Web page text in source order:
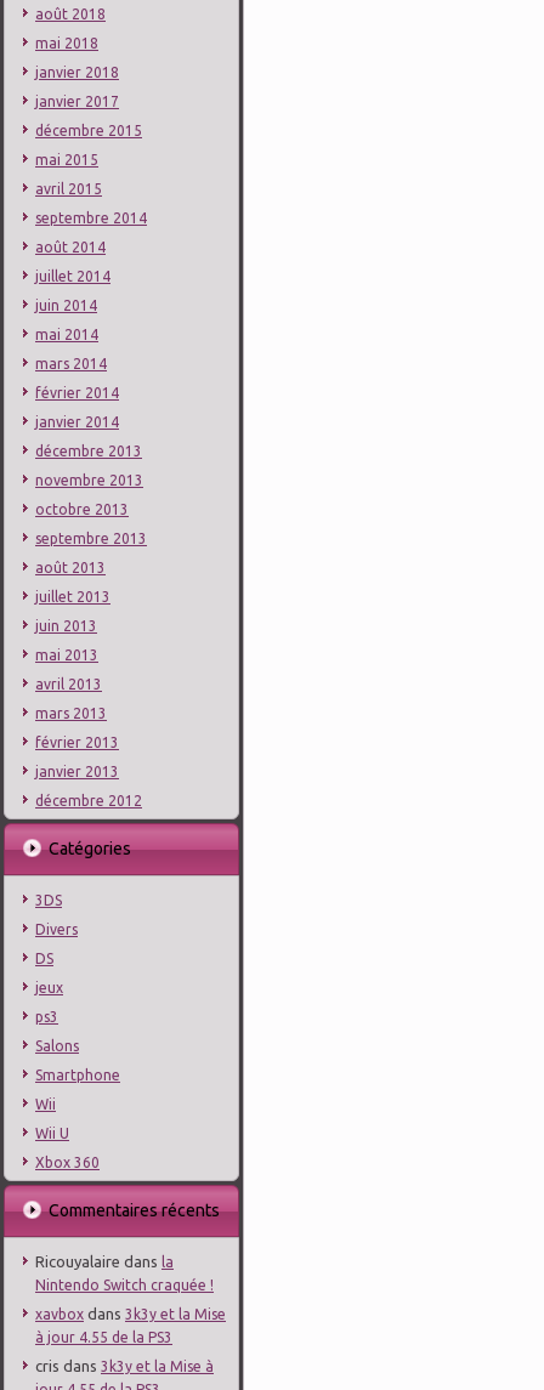
août 2018
mai 2018
janvier 2018
janvier 2017
décembre 2015
mai 2015
avril 2015
septembre 2014
août 2014
juillet 2014
juin 2014
mai 2014
mars 2014
février 2014
janvier 2014
décembre 2013
novembre 2013
octobre 2013
septembre 2013
août 2013
juillet 2013
juin 2013
mai 2013
avril 2013
mars 2013
février 2013
janvier 2013
décembre 2012
Catégories
3DS
Divers
DS
jeux
ps3
Salons
Smartphone
Wii
Wii U
Xbox 360
Commentaires récents
Ricouyalaire dans la
Nintendo Switch craquée !
xavbox dans 3k3y et la Mise
à jour 4.55 de la PS3
cris dans 3k3y et la Mise à